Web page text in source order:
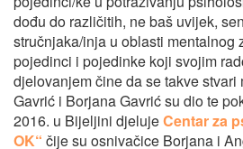
dođu do različitih, ne baš uvijek,
stručnjaka/inja u oblasti mentalnog
pojedinci i pojedinke koji svojim
djelovanjem čine da se takve
Gavrić i Borjana Gavrić su dio te
2016. u Bijeljini djelujeCentar za
OK“ čije su osnivačice Borjana i